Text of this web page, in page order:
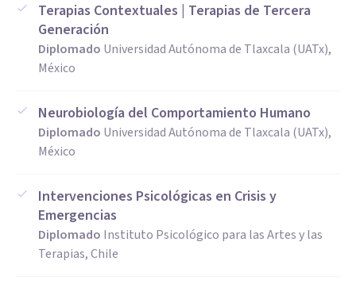
Terapias Contextuales | Terapias de Tercera
Generación
Diplomado Universidad Autónoma de Tlaxcala (UATx),
México
Neurobiología del Comportamiento Humano
Diplomado Universidad Autónoma de Tlaxcala (UATx),
México
Intervenciones Psicológicas en Crisis y
Emergencias
Diplomado Instituto Psicológico para las Artes y las
Terapias, Chile